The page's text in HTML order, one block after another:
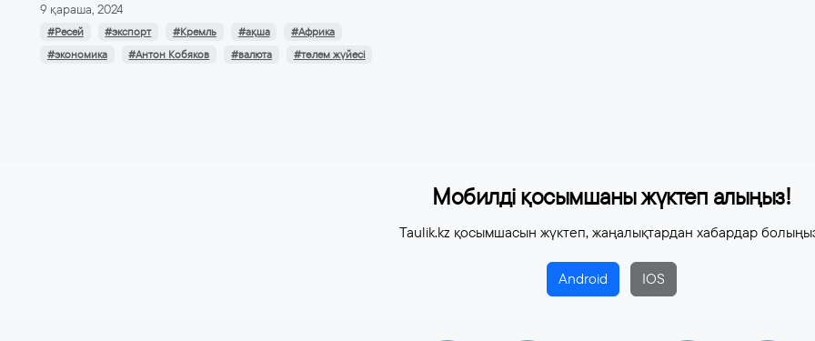
9 қараша, 2024
#Ресей #экспорт #Кремль #ақша
#Африка
#экономика
#Антон Кобяков #валюта #төлем жүйесі
Мобилді қосымшаны жүктеп алыңыз!
Taulik.kz қосымшасын жүктеп, жаңалықтардан хабардар
Android IOS